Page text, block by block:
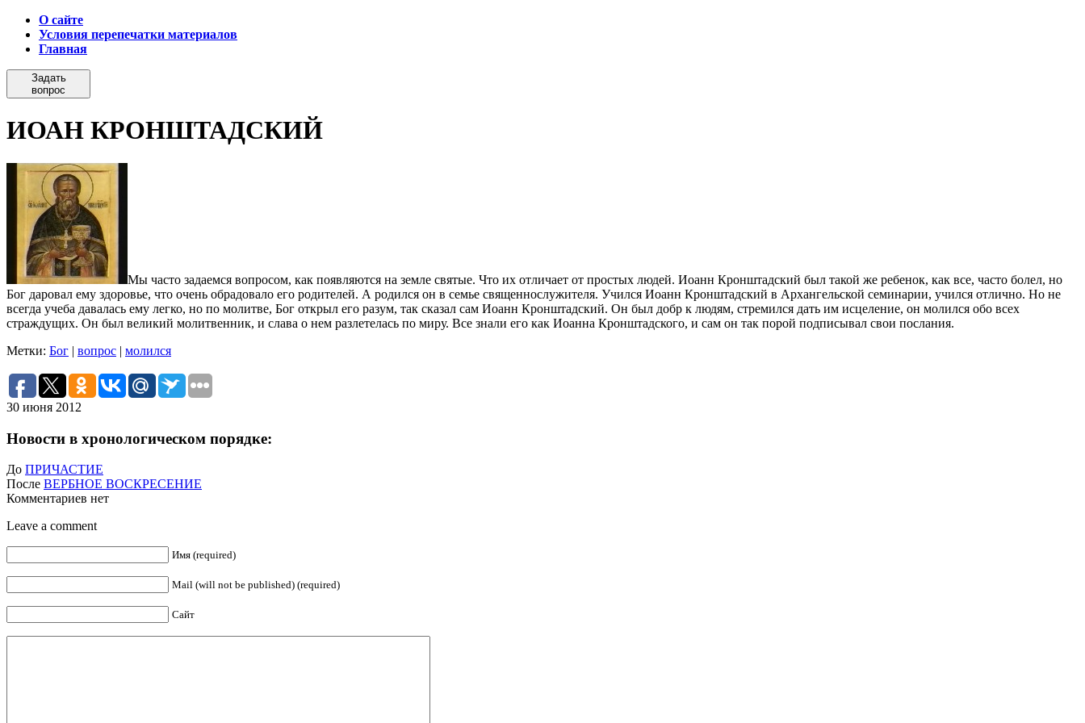
О сайте
Условия перепечатки материалов
Главная
Задать
вопрос
ИОАН КРОНШТАДСКИЙ
Мы часто задаемся вопросом, как появляются на земле святые. Что их отличает от простых людей. Иоанн Кронштадский был такой же ребенок, как все, часто болел, но
Бог даровал ему здоровье, что очень обрадовало его родителей. А родился он в семье священнослужителя. Учился Иоанн Кронштадский в Архангельской семинарии, учился отлично. Но не
всегда учеба давалась ему легко, но по молитве, Бог открыл его разум, так сказал сам Иоанн Кронштадский. Он был добр к людям, стремился дать им исцеление, он молился обо всех
страждущих. Он был великий молитвенник, и слава о нем разлетелась по миру. Все знали его как Иоанна Кронштадского, и сам он так порой подписывал свои послания.
Метки: Бог | вопрос | молился
30 июня 2012
Новости в хронологическом порядке:
До ПРИЧАСТИЕ
После ВЕРБНОЕ ВОСКРЕСЕНИЕ
Комментариев нет
Leave a comment
Имя (required)
Mail (will not be published) (required)
Сайт